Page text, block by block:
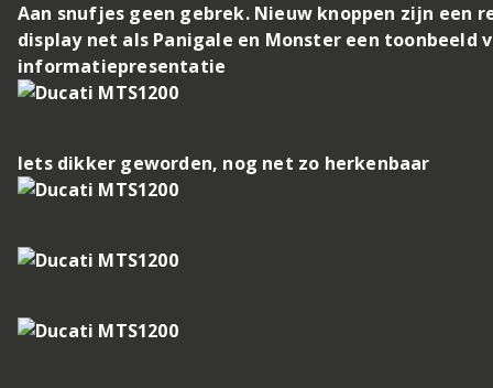
Aan snufjes geen gebrek. Nieuw knoppen zijn een
display net als Panigale en Monster een toonbeeld
informatiepresentatie
Iets dikker geworden, nog net zo herkenbaar